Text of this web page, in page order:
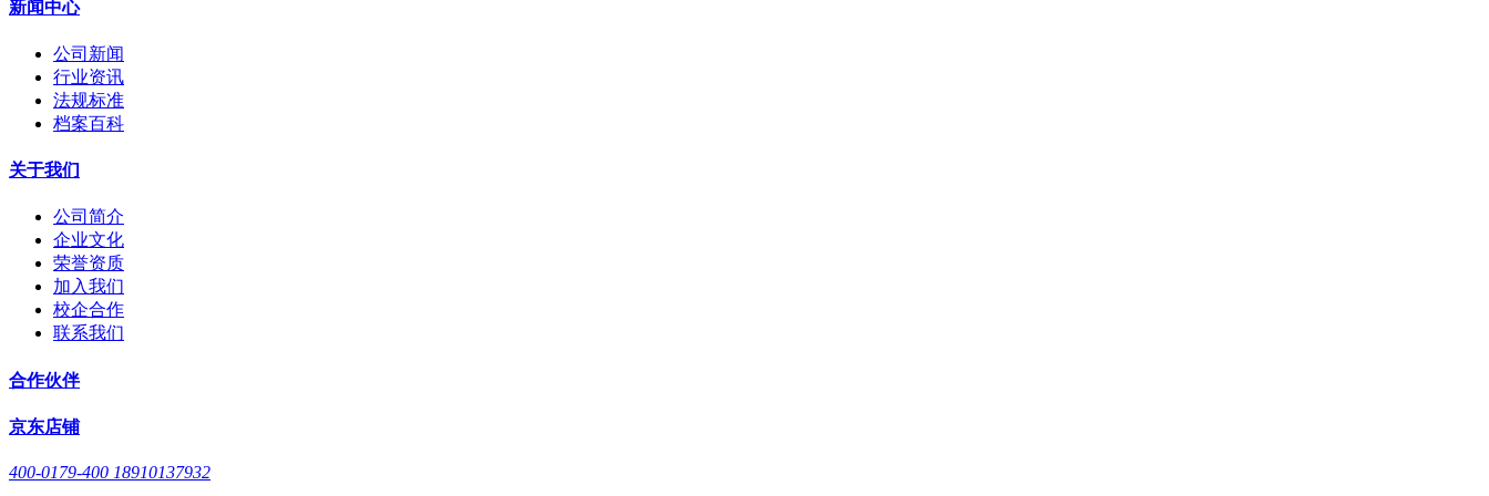
新闻中心
公司新闻
行业资讯
法规标准
档案百科
关于我们
公司简介
企业文化
荣誉资质
加入我们
校企合作
联系我们
合作伙伴
京东店铺
400-0179-400 18910137932